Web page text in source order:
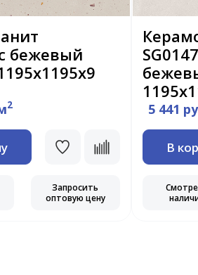
бежевый
2
Запросить
оптовую цену
5 441
В